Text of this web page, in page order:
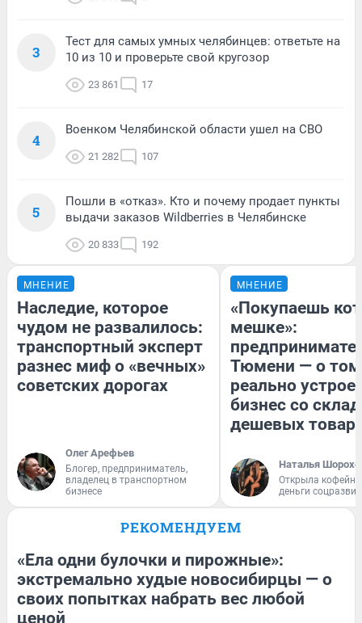
3
Тест для самых умных челябинцев: ответьте на
10 из 10 и проверьте свой кругозор
23 861 17
4
Военком Челябинской области ушел на СВО
21 282 107
5
Пошли в «отказ». Кто и почему продает пункты
выдачи заказов Wildberries в Челябинске
20 833 192
МНЕНИЕ
Наследие, которое
чудом не развалилось:
транспортный эксперт
разнес миф о «вечных»
советских дорогах
Олег Арефьев
Блогер, предприниматель,
владелец в транспортном
бизнесе
МНЕНИЕ
«Покупаешь
мешке»:
Тюмени — о
реально
бизнес со
дешевых
Наталья
Открыла
деньги
РЕКОМЕНДУЕМ
«Ела одни булочки и пирожные»:
экстремально худые новосибирцы — о
своих попытках набрать вес любой
ценой